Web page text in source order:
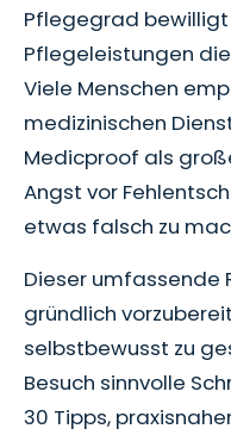
Pflegegrad
Pflegeleistungen
Viele Menschen
medizinischen
Medicproof als
Angst vor
etwas falsch zu
Dieser umfassende
gründlich
selbstbewusst zu
Besuch sinnvolle
30 Tipps,